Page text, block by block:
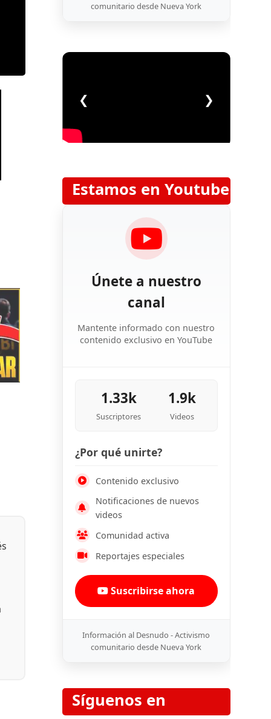
comunitario desde Nueva York
❮ ❯
Estamos en Youtube
Únete a nuestro
canal
Mantente informado con nuestro
contenido exclusivo en YouTube
1.33k
Suscriptores
1.9k
Videos
¿Por qué unirte?
Contenido exclusivo
Notificaciones de nuevos
videos
Comunidad activa
Reportajes especiales
Suscribirse ahora
Información al Desnudo - Activismo
comunitario desde Nueva York
Síguenos en